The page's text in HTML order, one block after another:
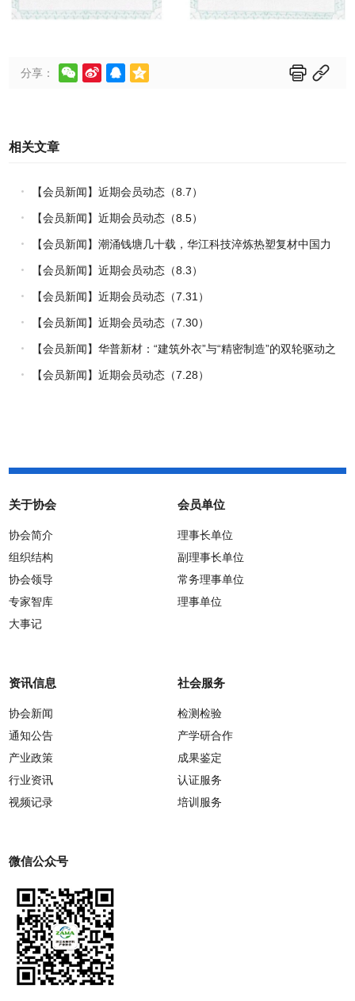
分享：      
相关文章
【会员新闻】近期会员动态（8.7）
【会员新闻】近期会员动态（8.5）
【会员新闻】潮涌钱塘几十载，华江科技淬炼热塑复材中国力
量
【会员新闻】近期会员动态（8.3）
【会员新闻】近期会员动态（7.31）
【会员新闻】近期会员动态（7.30）
【会员新闻】华普新材：“建筑外衣”与“精密制造”的双轮驱动之
路
【会员新闻】近期会员动态（7.28）
关于协会
协会简介
组织结构
协会领导
专家智库
大事记
会员单位
理事长单位
副理事长单位
常务理事单位
理事单位
资讯信息
协会新闻
通知公告
产业政策
行业资讯
视频记录
社会服务
检测检验
产学研合作
成果鉴定
认证服务
培训服务
微信公众号